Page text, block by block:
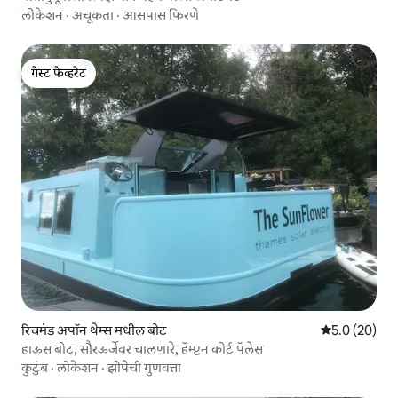
लोकेशन · अचूकता · आसपास फिरणे
गेस्ट फेव्हरेट
गेस्ट फेव्हरेट
रिचमंड अपॉन थेम्स मधील बोट 5 पैकी 5.0
5.0 (20)
हाऊस बोट, सौरऊर्जेवर चालणारे, हॅम्प्टन कोर्ट पॅलेस
कुटुंब·लोकेशन ·झोपेची गुणवत्ता